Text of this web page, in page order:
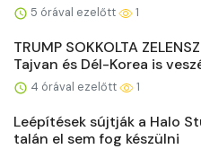
5 órával ezelőtt 1
TRUMP SOKKOLTA
Tajvan és Dél-Korea is
4 órával ezelőtt 1
Leépítések sújtják a Halo
talán el sem fog készülni